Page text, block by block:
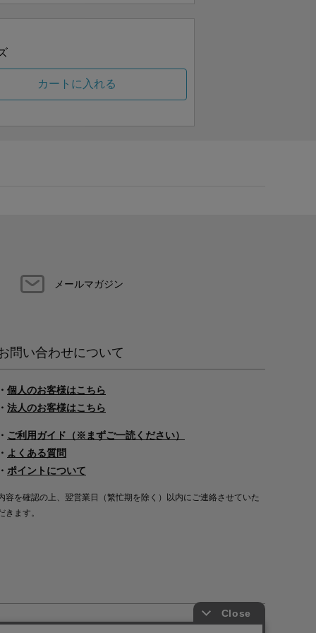
カートに入れる
メールマガジン
問い合わせについて
・ 個人のお客様はこちら
・ 法人のお客様はこちら
・ ご利用ガイド（※まずご一読ください）
・ よくある質問
・ ポイントについて
容を確認の上、翌営業日（繁忙期を除く）以内にご連絡させていた
きます。